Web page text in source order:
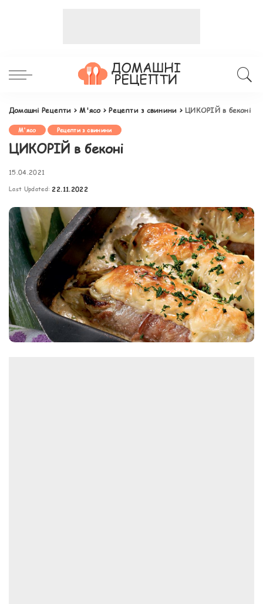
Домашні Рецепти >М'ясо>Рецепти з свинини >ЦИКОРІЙ в беконі
М'ясо Рецепти з свинини
ЦИКОРІЙ в беконі
15.04.2021
Last Updated: 22.11.2022